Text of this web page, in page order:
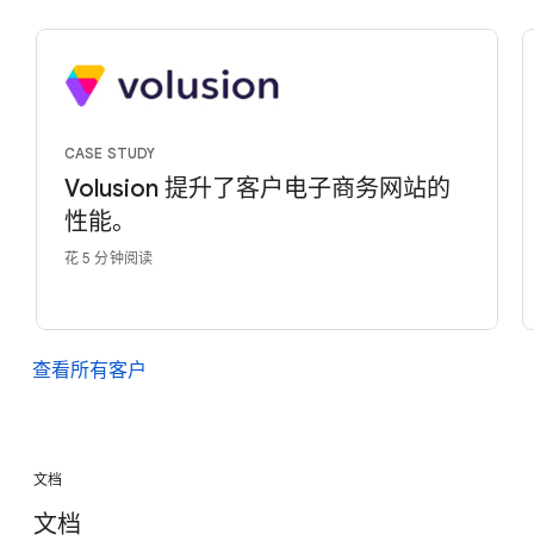
CASE STUDY
Volusion 提升了客户电子商务网站的
性能。
花 5 分钟阅读
查看所有客户
文档
文档